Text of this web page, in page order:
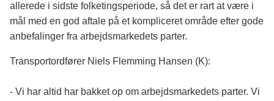
allerede i sidste folketingsperiode, så det er rart at være i
mål med en god aftale på et kompliceret område efter gode
anbefalinger fra arbejdsmarkedets parter.
Transportordfører Niels Flemming Hansen (K):
- Vi har altid har bakket op om arbejdsmarkedets parter. Vi